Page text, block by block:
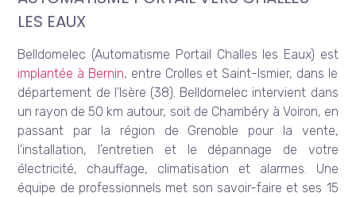
LES EAUX
Belldomelec (Automatisme Portail Challes les Eaux) est
implantée à Bernin, entre Crolles et Saint-Ismier, dans le
département de l’Isère (38). Belldomelec intervient dans
un rayon de 50 km autour, soit de Chambéry à Voiron, en
passant par la région de Grenoble pour la vente,
l’installation, l’entretien et le dépannage de votre
électricité, chauffage, climatisation et alarmes. Une
équipe de professionnels met son savoir-faire et ses 15